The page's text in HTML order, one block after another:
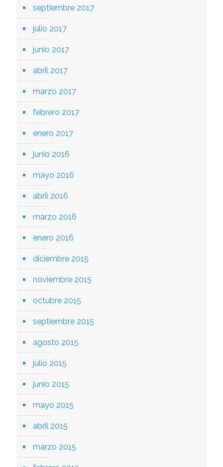
septiembre 2017
julio 2017
junio 2017
abril 2017
marzo 2017
febrero 2017
enero 2017
junio 2016
mayo 2016
abril 2016
marzo 2016
enero 2016
diciembre 2015
noviembre 2015
octubre 2015
septiembre 2015
agosto 2015
julio 2015
junio 2015
mayo 2015
abril 2015
marzo 2015